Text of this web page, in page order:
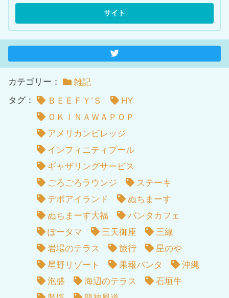
カテゴリー：
雑記
タグ：
ＢＥＥＦＹ’Ｓ
HY
ＯＫＩＮＡＷＡＰＯＰ
アメリカンビレッジ
インフィニティプール
ギャザリングサービス
ごろごろラウンジ
ステーキ
デポアイランド
ぬちまーす
ぬちまーす大福
バンタカフェ
ぽータマ
三天御座
三線
岩場のテラス
旅行
星のや
星野リゾート
果報バンタ
沖縄
泡盛
海辺のテラス
石垣牛